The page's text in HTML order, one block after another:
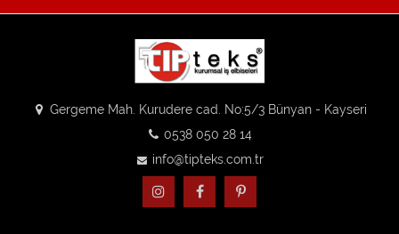
Gergeme Mah. Kurudere cad. No:5/3 Bünyan - Kayseri
0538 050 28 14
info@tipteks.com.tr